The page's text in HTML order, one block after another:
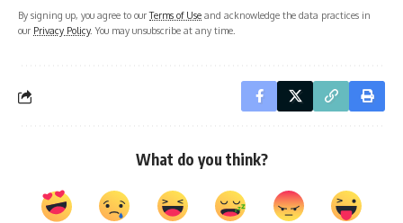
By signing up, you agree to ourTerms of Use and acknowledge the data practices in
our Privacy Policy. You may unsubscribe at any time.
What do you think?